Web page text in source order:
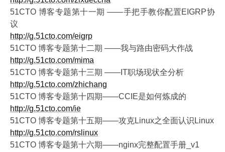
51CTO 博客专题第十一期 ——手把手教你配置EIGRP协
议
http://g.51cto.com/eigrp
51CTO 博客专题第十二期 ——我与路由密码大作战
http://g.51cto.com/mima
51CTO 博客专题第十三期 ——IT职场现状全分析
http://g.51cto.com/zhichang
51CTO 博客专题第十四期——CCIE是如何炼成的
http://g.51cto.com/ie
51CTO 博客专题第十五期——攻克Linux之全面认识Linux
http://g.51cto.com/rslinux
51CTO 博客专题第十六期——nginx完整配置手册_v1